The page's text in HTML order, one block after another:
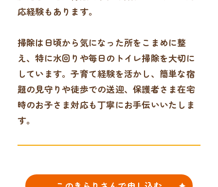
応経験もあります。
掃除は日頃から気になった所をこまめに整
え、特に水回りや毎日のトイレ掃除を大切に
しています。子育て経験を活かし、簡単な宿
題の見守りや徒歩での送迎、保護者さま在宅
時のお子さま対応も丁寧にお手伝いいたしま
す。